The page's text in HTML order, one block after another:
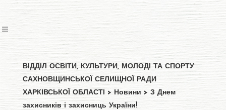
ВІДДІЛ ОСВІТИ, КУЛЬТУРИ, МОЛОДІ ТА СПОРТУ
САХНОВЩИНСЬКОЇ СЕЛИЩНОЇ РАДИ
ХАРКІВСЬКОЇ ОБЛАСТІ > Новини > З Днем
захисників і захисниць України!